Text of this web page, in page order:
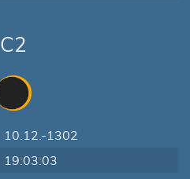
C2
10.12.-1302
19:03:03